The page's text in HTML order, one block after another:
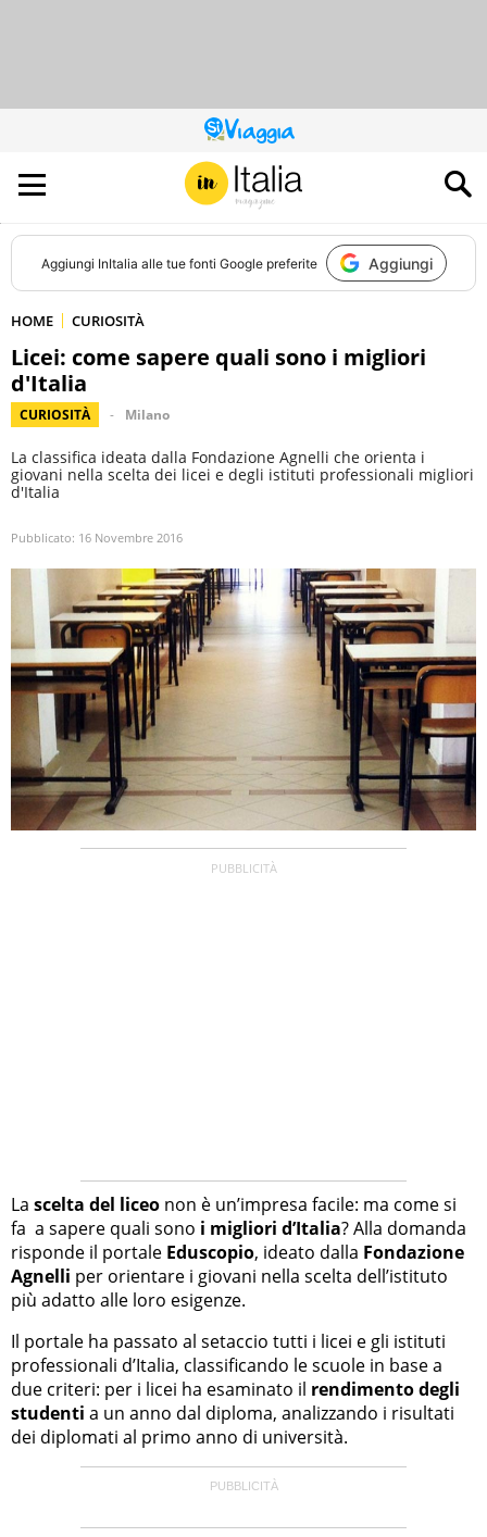
QUESTO
SITO
CONTRIBUISCE
ALL’AUDIENCE
DI
Aggiungi InItalia alle tue fonti Google preferite Aggiungi
HOME CURIOSITÀ
Licei: come sapere quali sono i migliori
d'Italia
CURIOSITÀ Milano
La classifica ideata dalla Fondazione Agnelli che orienta i
giovani nella scelta dei licei e degli istituti professionali migliori
d'Italia
Pubblicato: 16 Novembre 2016
La scelta del liceo non è un’impresa facile: ma come si
fa a sapere quali sono i migliori d’Italia? Alla domanda
risponde il portale Eduscopio, ideato dalla Fondazione
Agnelli per orientare i giovani nella scelta dell’istituto
più adatto alle loro esigenze.
Il portale ha passato al setaccio tutti i licei e gli istituti
professionali d’Italia, classificando le scuole in base a
due criteri: per i licei ha esaminato il rendimento degli
studenti a un anno dal diploma, analizzando i risultati
dei diplomati al primo anno di università.